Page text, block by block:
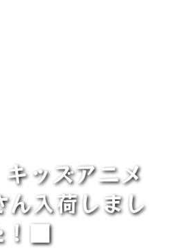
キッズアニメ
入荷しまし
！■